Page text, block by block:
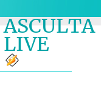
ASCULTA
LIVE